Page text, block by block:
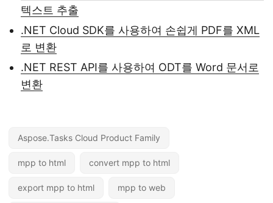
텍스트 추출
.NET Cloud SDK를 사용하여 손쉽게 PDF를 XML
로 변환
.NET REST API를 사용하여 ODT를 Word 문서로
변환
Aspose.Tasks Cloud Product Family
mpp to html convert mpp to html
export mpp to html mpp to web